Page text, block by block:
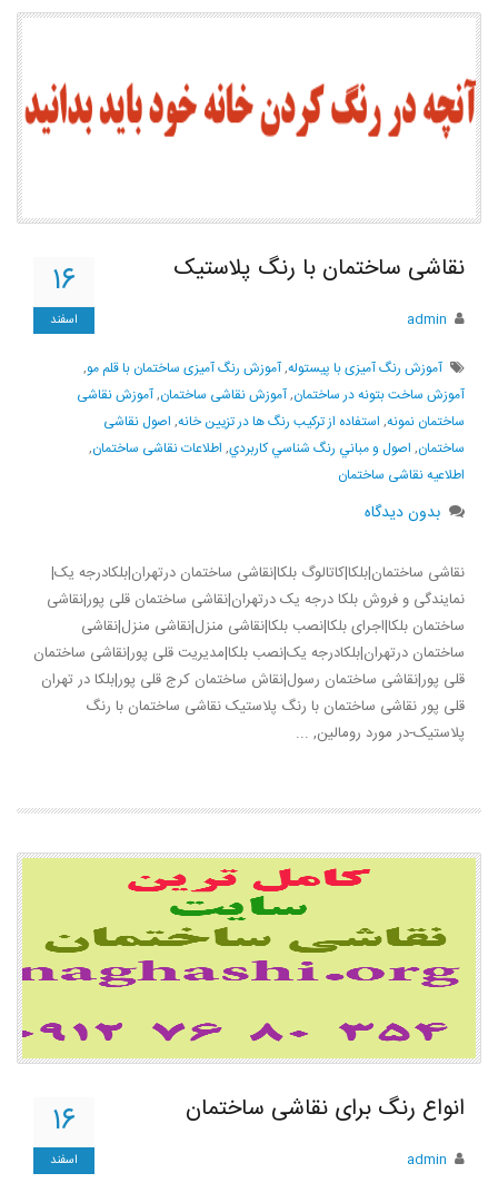
۱۶
اسفند
نقاشی ساختمان با رنگ پلاستیک
admin
آموزش رنگ آمیزی با پیستوله,آموزش رنگ آمیزی ساختمان با قلم مو,
آموزش ساخت بتونه در ساختمان,آموزش نقاشی ساختمان,آموزش نقاشی
ساختمان نمونه, استفاده از ترکیب رنگ ها در تزیین خانه, اصول نقاشی
ساختمان, اصول و مباني رنگ شناسي كاربردي, اطلاعات نقاشی ساختمان,
اطلاعیه نقاشی ساختمان
بدون دیدگاه
نقاشی ساختمان|بلکا|کاتالوگ بلکا|نقاشی ساختمان درتهران|بلکادرجه یک|
نمایندگی و فروش بلکا درجه یک درتهران|نقاشی ساختمان قلی پور|نقاشی
ساختمان بلکا|اجرای بلکا|نصب بلکا|نقاشی منزل|نقاشی منزل|نقاشی
ساختمان درتهران|بلکادرجه یک|نصب بلکا|مدیریت قلی پور|نقاشی ساختمان
قلی پور|نقاشی ساختمان رسول|نقاش ساختمان کرج قلی پور|بلکا در تهران
قلی پور نقاشی ساختمان با رنگ پلاستیک نقاشی ساختمان با رنگ
پلاستیک-در مورد رومالین, ...
۱۶
اسفند
انواع رنگ برای نقاشی ساختمان
admin